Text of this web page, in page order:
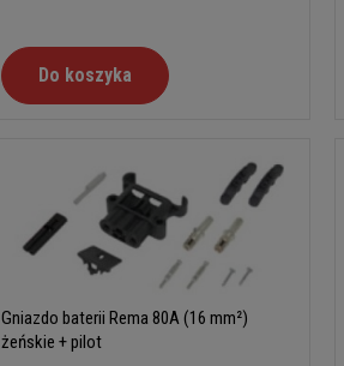
Do koszyka
Gniazdo baterii Rema 80A (16 mm²)
żeńskie + pilot